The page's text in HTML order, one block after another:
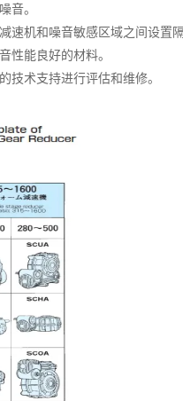
音。
速机和噪音敏感区域之间设置隔
性能良好的材料。
技术支持进行评估和维修。